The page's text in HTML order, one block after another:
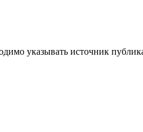
указывать источник